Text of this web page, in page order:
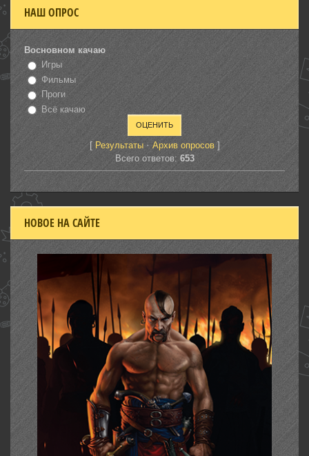
НАШ ОПРОС
Восновном качаю
Игры
Фильмы
Проги
Всё качаю
[ Результаты· Архив опросов]
Всего ответов: 653
НОВОЕ НА САЙТЕ